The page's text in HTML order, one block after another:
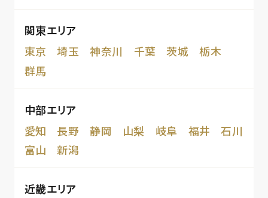
関東エリア
東京
埼玉 神奈川 千葉 茨城
栃木
群馬
中部エリア
愛知
長野 静岡 山梨 岐阜 福井
石川
富山
新潟
近畿エリア